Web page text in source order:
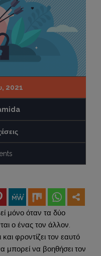
2021
μόνο όταν τα δύο
ο ένας τον άλλον.
φροντίζει τον εαυτό
μπορεί να βοηθήσει τον